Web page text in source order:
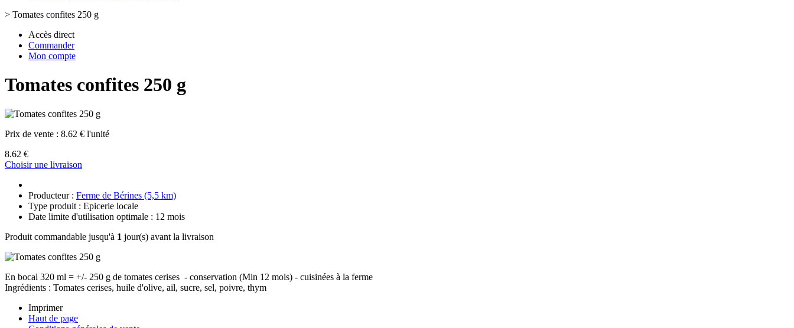
> Tomates confites 250 g
Accès direct
Commander
Mon compte
Tomates confites 250 g
Prix de vente : 8.62 € l'unité
8.62 €
Choisir une livraison
Producteur : Ferme de Bérines (5,5 km)
Type produit : Epicerie locale
Date limite d'utilisation optimale : 12 mois
Produit commandable jusqu'à 1 jour(s) avant la livraison
En bocal 320 ml = +/- 250 g de tomates cerises - conservation (Min 12 mois) - cuisinées à la ferme
Ingrédients : Tomates cerises, huile d'olive, ail, sucre, sel, poivre, thym
Imprimer
Haut de page